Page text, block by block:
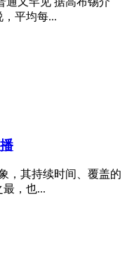
平均每...
，其持续时间、覆盖的
，也...